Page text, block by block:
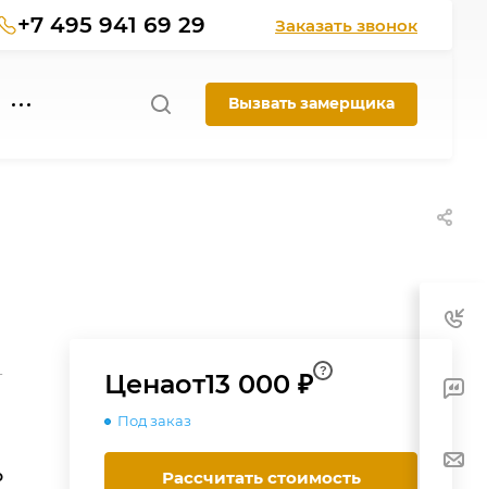
+7 495 941 69 29 Заказать звонок
Вызвать замерщика
Ценаот13 000 ₽ ?
Под заказ
Рассчитать стоимость